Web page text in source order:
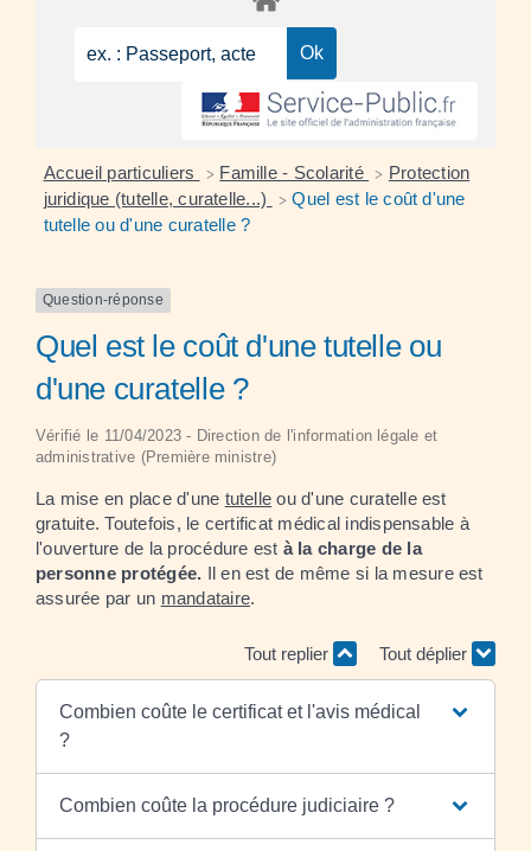
Accueil particuliers > Famille - Scolarité > Protection
juridique (tutelle, curatelle...)
> Quel est le coût d'une
tutelle ou d'une curatelle ?
Question-réponse
Quel est le coût d'une tutelle ou
d'une curatelle ?
Vérifié le 11/04/2023 - Direction de l'information légale et
administrative (Première ministre)
La mise en place d'une tutelle ou d'une curatelle est
gratuite. Toutefois, le certificat médical indispensable à
l'ouverture de la procédure est à la charge de la
personne protégée. Il en est de même si la mesure est
assurée par un mandataire.
Tout replier Tout déplier
Combien coûte le certificat et l'avis médical
?
Combien coûte la procédure judiciaire ?